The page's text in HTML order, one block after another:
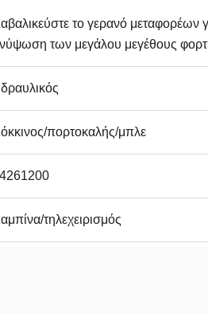
το γερανό μεταφορέων
των μεγάλου μεγέθους
πορτοκαλής/μπλε
τηλεχειρισμός